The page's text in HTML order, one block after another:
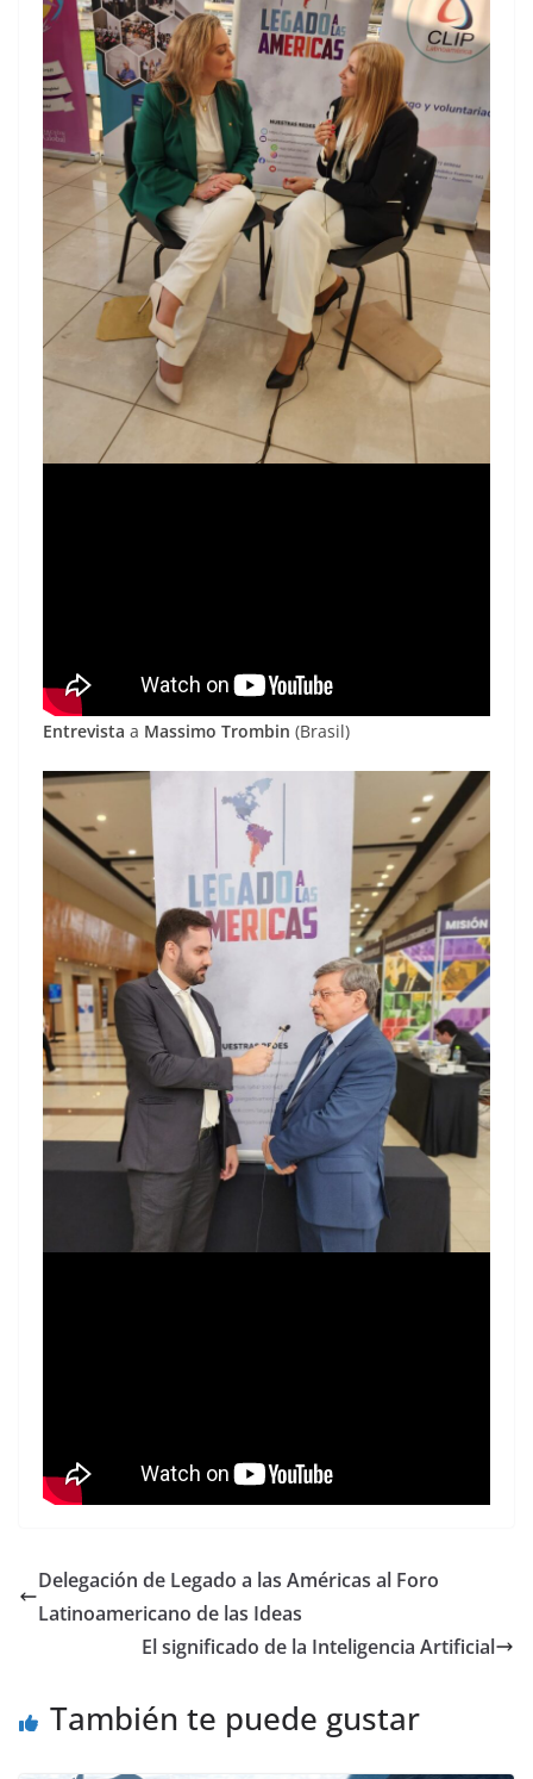
Entrevista a Massimo Trombin (Brasil)
Delegación de Legado a las Américas al Foro
Latinoamericano de las Ideas
El significado de la Inteligencia Artificial
También te puede gustar